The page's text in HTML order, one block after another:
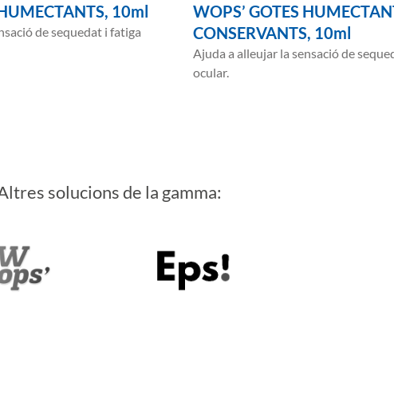
10ml
de sequedat i fatiga
WOPS’ GOTES
CONSERVANTS, 10ml
Ajuda a alleujar la sensació de
ocular.
solucions de la gamma: